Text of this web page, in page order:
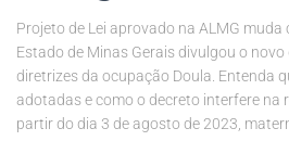
Projeto de Lei aprovado na ALMG
Estado de Minas Gerais divulgou o
diretrizes da ocupação Doula. Entenda
adotadas e como o decreto interfere na
partir do dia 3 de agosto de 2023,